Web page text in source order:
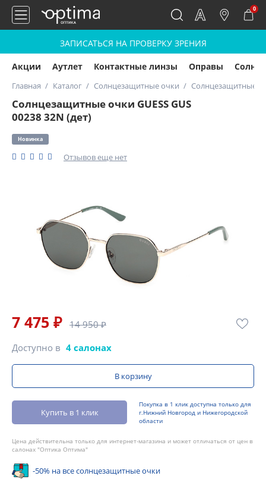
0
ЗАПИСАТЬСЯ НА ПРОВЕРКУ ЗРЕНИЯ
Акции Аутлет Контактные линзы Оправы
Главная Каталог Солнцезащитные очки Солнцезащитные
Солнцезащитные очки GUESS GUS
00238 32N (дет)
Новинка
Отзывов еще нет
7 475 ₽ 14 950 ₽
Доступно в 4 салонах
В корзину
Купить в 1 клик
Покупка в 1 клик доступна только для
г.Нижний Новгород и Нижегородской
области
Цена действительна только для интернет-магазина и может отличаться от цен в
салонах "Оптика Оптима"
-50% на все солнцезащитные очки